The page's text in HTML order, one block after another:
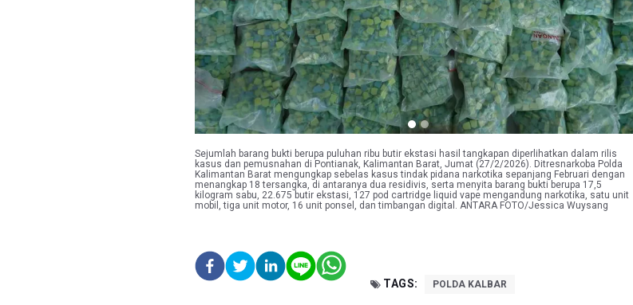
Sejumlah barang bukti berupa puluhan ribu butir ekstasi hasil tangkapan diperlihatkan dalam rilis
kasus dan pemusnahan di Pontianak, Kalimantan Barat, Jumat (27/2/2026). Ditresnarkoba Polda
Kalimantan Barat mengungkap sebelas kasus tindak pidana narkotika sepanjang Februari dengan
menangkap 18 tersangka, di antaranya dua residivis, serta menyita barang bukti berupa 17,5
kilogram sabu, 22.675 butir ekstasi, 127 pod cartridge liquid vape mengandung narkotika, satu unit
mobil, tiga unit motor, 16 unit ponsel, dan timbangan digital. ANTARA FOTO/Jessica Wuysang
TAGS: POLDA KALBAR